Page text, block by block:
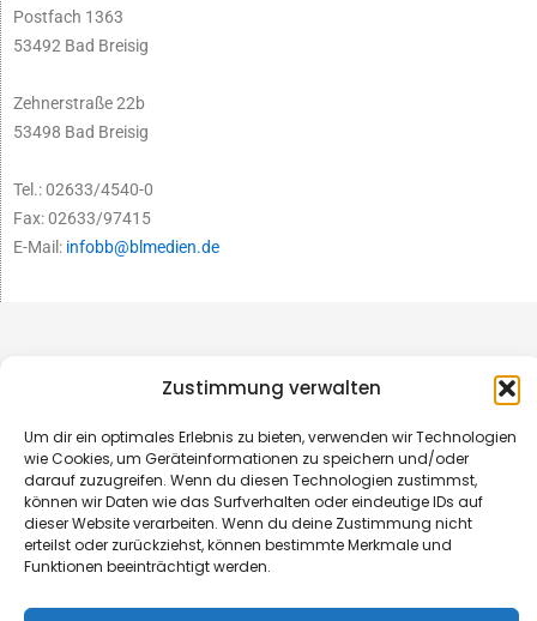
Zustimmung verwalten
Um dir ein optimales Erlebnis zu bieten, verwenden wir Technologien
wie Cookies, um Geräteinformationen zu speichern und/oder
darauf zuzugreifen. Wenn du diesen Technologien zustimmst,
können wir Daten wie das Surfverhalten oder eindeutige IDs auf
dieser Website verarbeiten. Wenn du deine Zustimmung nicht
erteilst oder zurückziehst, können bestimmte Merkmale und
Funktionen beeinträchtigt werden.
Postfach 1363
53492 Bad Breisig
Zehnerstraße 22b
53498 Bad Breisig
Tel.: 02633/4540-0
Fax: 02633/97415
E-Mail: infobb@blmedien.de
© B&L MedienGesellschaft mbH & Co. KG